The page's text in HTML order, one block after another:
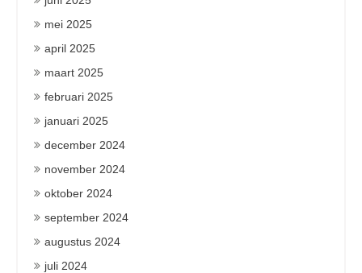
mei 2025
april 2025
maart 2025
februari 2025
januari 2025
december 2024
november 2024
oktober 2024
september 2024
augustus 2024
juli 2024